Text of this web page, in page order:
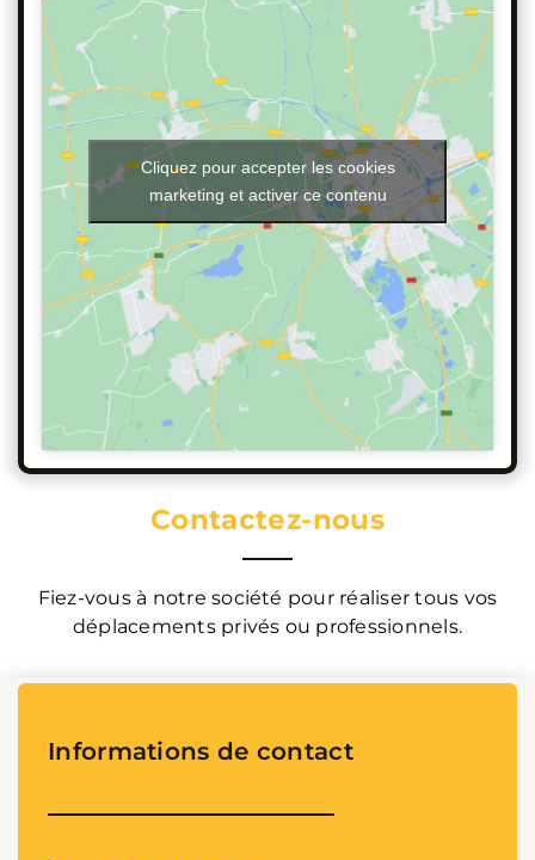
Cliquez pour accepter les cookies
marketing et activer ce contenu
Contactez-nous
Fiez-vous à notre société pour réaliser tous vos
déplacements privés ou professionnels.
Informations de contact